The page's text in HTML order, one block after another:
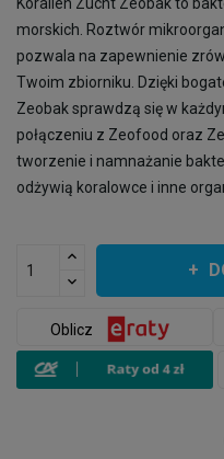
morskich. Roztwór
pozwala na zapewnienie
Twoim zbiorniku. Dzięki
Zeobak sprawdzą się w
połączeniu z Zeofood oraz
tworzenie i namnażanie
odżywią koralowce i inne
Oblicz